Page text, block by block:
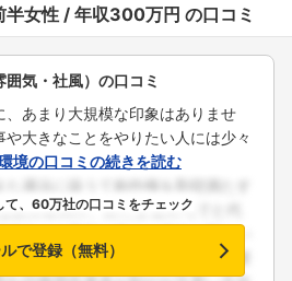
半女性 年収300万円 の口コミ
気・社風）の口コミ
あまり大規模な印象はありませ
大きなことをやりたい人には少々
境の口コミの続きを読む
て、60万社の口コミをチェック
で登録（無料）